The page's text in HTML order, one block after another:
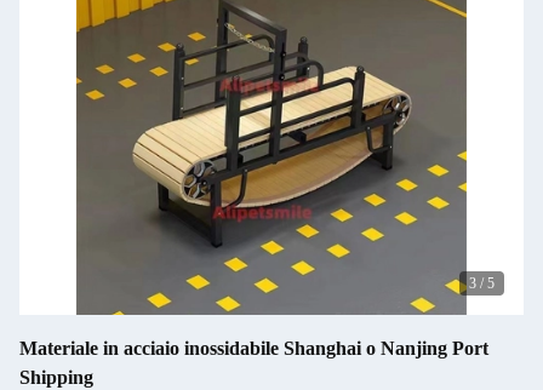
3 / 5
Materiale in acciaio inossidabile Shanghai o Nanjing Port
Shipping